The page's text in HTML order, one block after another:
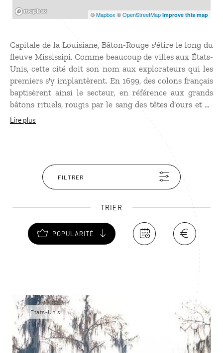
©Mapbox ©OpenStreetMap Improve this map
Capitale de la Louisiane, Bâton-Rouge s'étire le long du
fleuve Mississipi. Comme beaucoup de villes aux États-
Unis, cette cité doit son nom aux explorateurs qui les
premiers s'y implantèrent. En 1699, des colons français
baptisèrent ainsi le secteur, en référence aux grands
bâtons rituels, rougis par le sang des têtes d'ours et de
poissons érigés là par les Amérindiens. Pour une vue
continuez votre découverte de Bâton-Rouge par une
balade dans les allées verdoyantes d'Independence Park
Botanic Gardens. Enfin, ne manquez pas d'aller voir
mondiale transformé en musée.
Lire plus
FILTRER
TRIER
POPULARITÉ
Etats-Unis